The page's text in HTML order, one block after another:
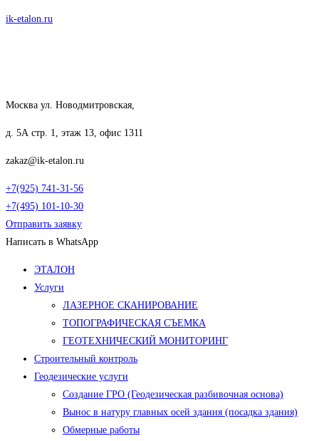
Перейти
ik-etalon.ru
Москва ул. Новодмитровская,
д. 5А стр. 1, этаж 13, офис 1311
zakaz@ik-etalon.ru
+7(925) 741-31-56
+7(495) 101-10-30
Отправить заявку
Написать в WhatsApp
Меню
ЭТАЛОН
Услуги
ЛАЗЕРНОЕ СКАНИРОВАНИЕ
ТОПОГРАФИЧЕСКАЯ СЪЕМКА
ГЕОТЕХНИЧЕСКИЙ МОНИТОРИНГ
Строительный контроль
Геодезические услуги
Создание ГРО (Геодезическая разбивочная основа)
Вынос в натуру главных осей здания (посадка здания)
Обмерные работы